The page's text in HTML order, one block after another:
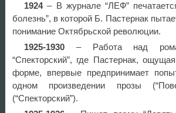
1924– В журнале “ЛЕФ”
болезнь”, в которой Б. Пастернак
понимание Октябрьской революции.
1925-1930– Работа над
“Спекторский”, где Пастернак,
форме, впервые предпринимает
одном произведении прозы
(“Спекторский”).